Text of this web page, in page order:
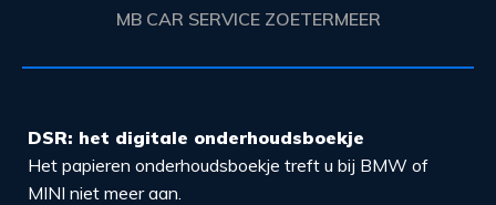
MB CAR SERVICE ZOETERMEER
DSR: het digitale onderhoudsboekje
Het papieren onderhoudsboekje treft u bij BMW of
MINI niet meer aan.